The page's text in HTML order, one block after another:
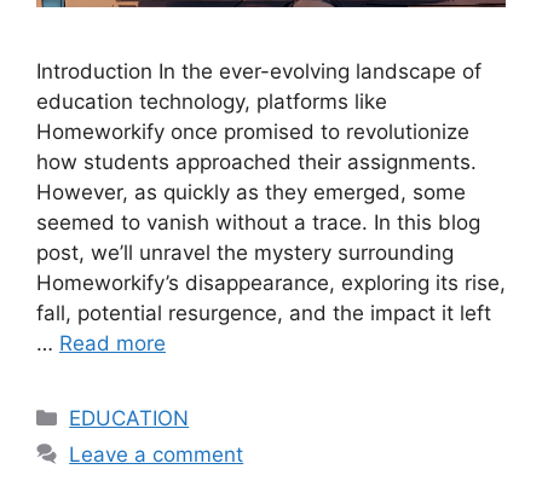
Introduction In the ever-evolving landscape of
education technology, platforms like
Homeworkify once promised to revolutionize
how students approached their assignments.
However, as quickly as they emerged, some
seemed to vanish without a trace. In this blog
post, we’ll unravel the mystery surrounding
Homeworkify’s disappearance, exploring its rise,
fall, potential resurgence, and the impact it left
… Read more
Categories
EDUCATION
Leave a comment